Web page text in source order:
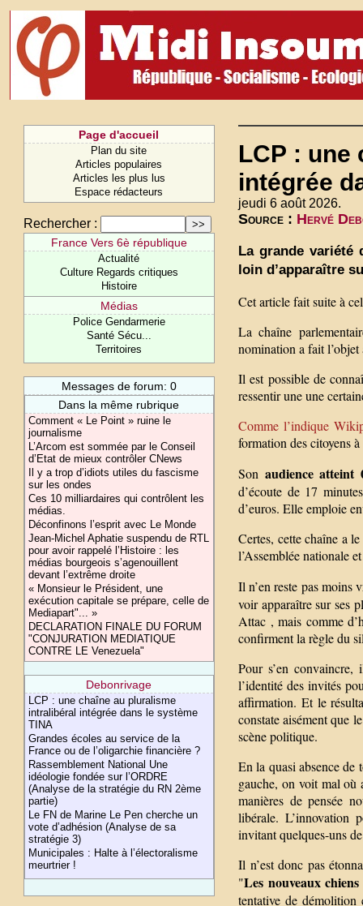
Page d'accueil
Plan du site
Articles populaires
Articles les plus lus
Espace rédacteurs
Rechercher :
France Vers 6è république
Actualité
Culture Regards critiques
Histoire
Médias
Police Gendarmerie
Santé Sécu...
Territoires
Messages de forum: 0
Dans la même rubrique
Comment « Le Point » ruine le
journalisme
L’Arcom est sommée par le Conseil
d’Etat de mieux contrôler CNews
Il y a trop d’idiots utiles du fascisme
sur les ondes
Ces 10 milliardaires qui contrôlent les
médias.
Déconfinons l’esprit avec Le Monde
Jean-Michel Aphatie suspendu de RTL
pour avoir rappelé l’Histoire : les
médias bourgeois s’agenouillent
devant l’extrême droite
« Monsieur le Président, une
exécution capitale se prépare, celle de
Mediapart"... »
DECLARATION FINALE DU FORUM
"CONJURATION MEDIATIQUE
CONTRE LE Venezuela"
Debonrivage
LCP : une chaîne au pluralisme
intralibéral intégrée dans le système
TINA
Grandes écoles au service de la
France ou de l’oligarchie financière ?
Rassemblement National Une
idéologie fondée sur l’ORDRE
(Analyse de la stratégie du RN 2ème
partie)
Le FN de Marine Le Pen cherche un
vote d’adhésion (Analyse de sa
stratégie 3)
Municipales : Halte à l’électoralisme
meurtrier !
LCP : une
intégrée
jeudi 6 août 2026.
Source : Hervé
La grande variété
loin d’apparaître
Cet article fait suite à
La chaîne
nomination a fait
Il est possible de
ressentir une une
Comme l’indique
formation des citoyens
Son audience atteint
d’écoute de 17
d’euros. Elle emploie
Certes, cette chaîne a
l’Assemblée nationale
Il n’en reste pas moins
voir apparaître sur ses
Attac , mais comme
confirment la règle du
Pour s’en
l’identité des invités
affirmation. Et le
constate aisément que
scène politique.
En la quasi absence de
gauche, on voit mal où
manières de pensée
libérale. L’innovation
invitant quelques-uns
Il n’est donc pas
"Les nouveaux
tentative de